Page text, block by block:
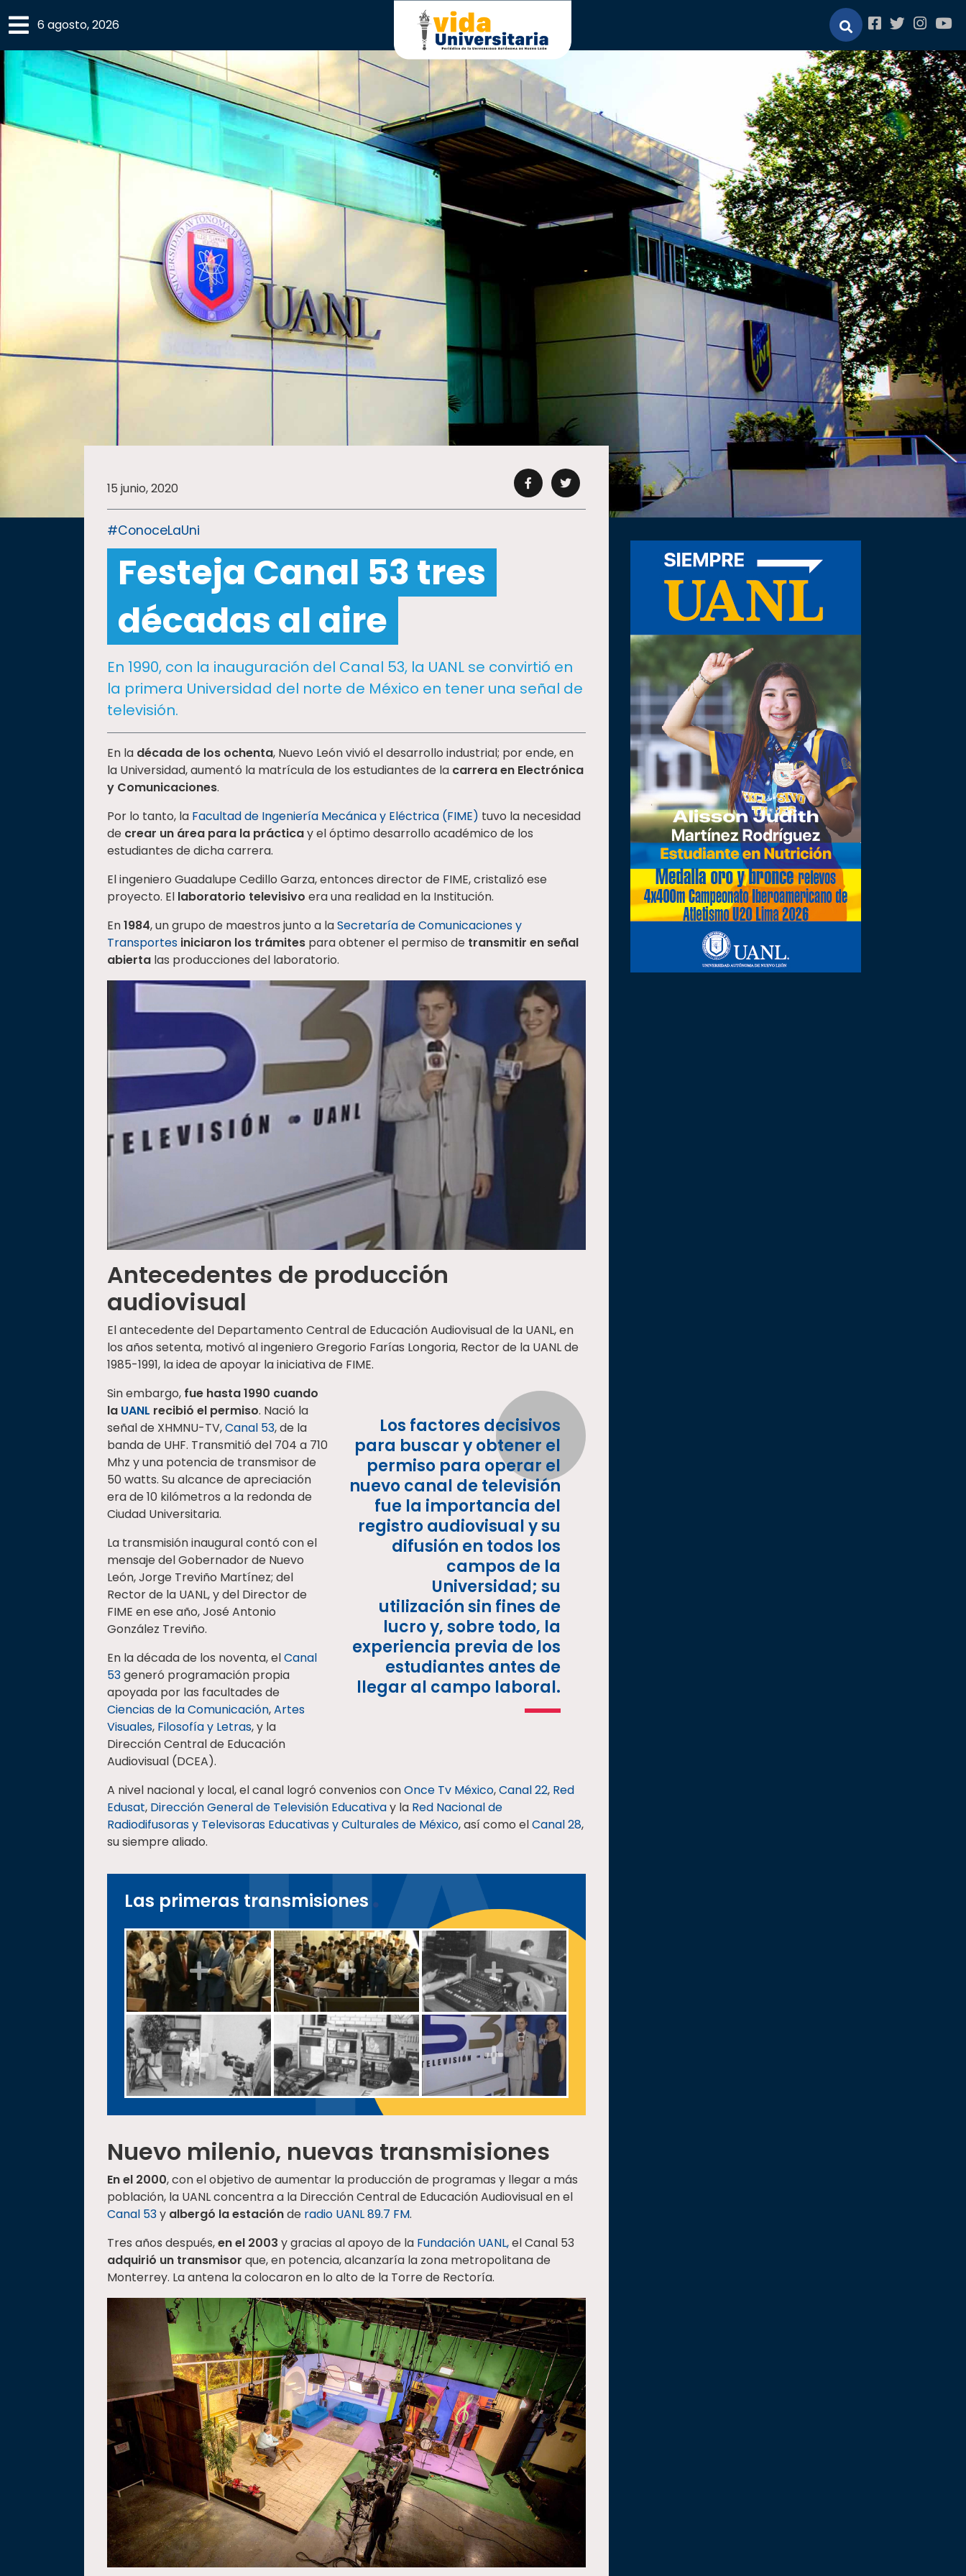
×
SECCIONES
UANL
SALUD
educativa
Internacionalización
6 agosto, 2026
15 junio, 2020
#ConoceLaUni
Festeja Canal 53 tres
décadas al aire
En 1990, con la inauguración del Canal 53, la UANL se convirtió en
la primera Universidad del norte de México en tener una señal de
televisión.
En la década de los ochenta, Nuevo León vivió el desarrollo industrial; por ende, en
la Universidad, aumentó la matrícula de los estudiantes de la carrera en Electrónica
y Comunicaciones.
Por lo tanto, la Facultad de Ingeniería Mecánica y Eléctrica (FIME) tuvo la necesidad
de crear un área para la prácticay el óptimo desarrollo académico de los
estudiantes de dicha carrera.
El ingeniero Guadalupe Cedillo Garza, entonces director de FIME, cristalizó ese
proyecto. El laboratorio televisivo era una realidad en la Institución.
En1984, un grupo de maestros junto a laSecretaría de Comunicaciones y
Transportes iniciaron los trámites para obtener el permiso de transmitir en señal
abierta las producciones del laboratorio.
Antecedentes de producción
audiovisual
El antecedente del Departamento Central de Educación Audiovisual de la UANL, en
los años setenta, motivó al ingeniero Gregorio Farías Longoria, Rector de la UANL de
1985-1991, la idea de apoyar la iniciativa de FIME.
Los factores decisivos
para buscar y obtener el
permiso para operar el
nuevo canal de televisión
fue la importancia del
registro audiovisual y su
difusión en todos los
campos de la
Universidad; su
utilización sin fines de
lucro y, sobre todo, la
experiencia previa de los
estudiantes antes de
llegar al campo laboral.
Sin embargo, fue hasta 1990 cuando
la UANL recibió el permiso. Nació la
señal de XHMNU-TV,Canal 53, de la
banda de UHF. Transmitió del 704 a 710
Mhz y una potencia de transmisor de
50 watts. Su alcance de apreciación
era de 10 kilómetros a la redonda de
Ciudad Universitaria.
La transmisión inaugural contó con el
mensaje del Gobernador de Nuevo
León, Jorge Treviño Martínez; del
Rector de la UANL, y del Director de
FIME en ese año, José Antonio
González Treviño.
En la década de los noventa, elCanal
53generó programación propia
apoyada por las facultades de
Ciencias de la Comunicación,Artes
Visuales, Filosofía y Letras, y la
Dirección Central de Educación
Audiovisual (DCEA).
A nivel nacional y local, el canal logró convenios conOnce Tv México,Canal 22, Red
Edusat, Dirección General de Televisión Educativay la Red Nacional de
Radiodifusoras y Televisoras Educativas y Culturales de México, así como elCanal 28,
su siempre aliado.
Las primeras transmisiones
Nuevo milenio, nuevas transmisiones
En el 2000, con el objetivo de aumentar la producción de programas y llegar a más
población, la UANL concentra a la Dirección Central de Educación Audiovisual en el
Canal 53y albergó la estaciónde radio UANL 89.7 FM.
Tres años después,en el 2003 y gracias al apoyo de la Fundación UANL,el Canal 53
adquirió un transmisor que, en potencia, alcanzaría la zona metropolitana de
Monterrey. La antena la colocaron en lo alto de la Torre de Rectoría.